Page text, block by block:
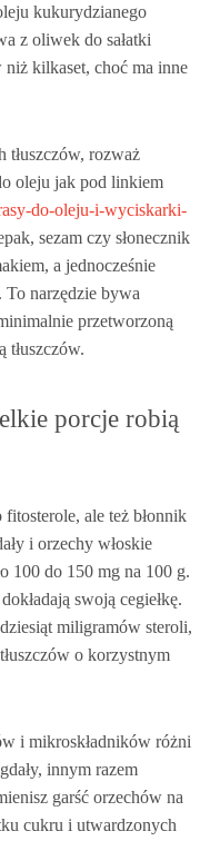
kukurydzianego
z oliwek do sałatki
kilkaset, choć ma inne
tłuszczów, rozważ
oleju jak pod linkiem
do-oleju-i-wyciskarki-
sezam czy słonecznik
a jednocześnie
To narzędzie bywa
przetworzoną
tłuszczów.
porcje robią
ale też błonnik
i orzechy włoskie
100 do 150 mg na 100 g.
swoją cegiełkę.
miligramów steroli,
o korzystnym
i mikroskładników różni
innym razem
garść orzechów na
cukru i utwardzonych